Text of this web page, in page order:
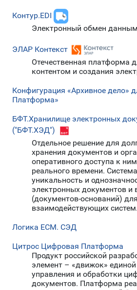
Контур.EDI
Электронный обмен
ЭЛАР Контекст
Отечественная платформа
контентом и создания
Конфигурация «Архивное дело»
Платформа»
БФТ.Хранилище электронных
("БФТ.ХЭД")
Отдельное решение для
хранения документов и
оперативного доступа к
реального времени.
уникальность и
электронных документов и
(документов-оснований) для
взаимодействующих систем.
Логика ЕСМ. СЭД
Цитрос Цифровая Платформа
Продукт российской
элемент – «движок»
управления и обработки
документов. Платформа